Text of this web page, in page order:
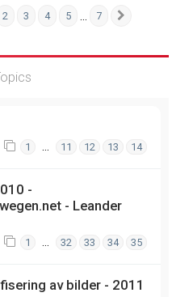
of
2 3 4 5 7
1 … 11 12 13 14
-
- Leander
1 … 32 33 34 35
av bilder - 2011